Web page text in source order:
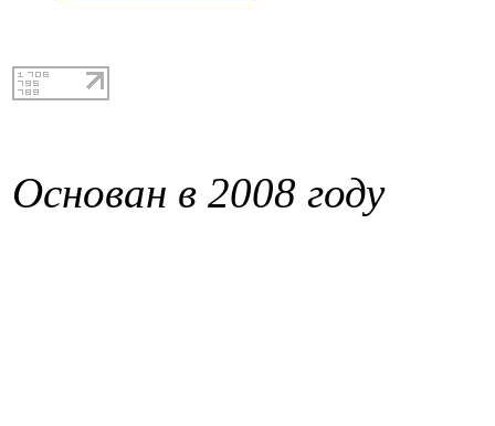
Основан в 2008 году